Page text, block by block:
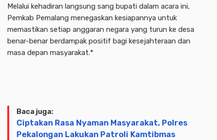
​Melalui kehadiran langsung sang bupati dalam acara ini,
Pemkab Pemalang menegaskan kesiapannya untuk
memastikan setiap anggaran negara yang turun ke desa
benar-benar berdampak positif bagi kesejahteraan dan
masa depan masyarakat.*
Baca juga:
Ciptakan Rasa Nyaman Masyarakat, Polres
Pekalongan Lakukan Patroli Kamtibmas